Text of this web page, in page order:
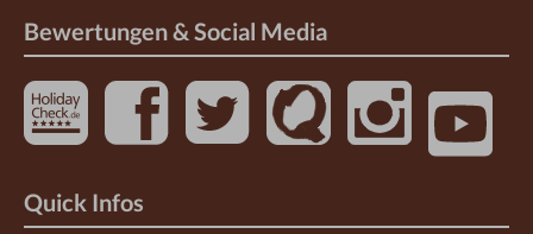
Bewertungen & Social Media
Quick Infos